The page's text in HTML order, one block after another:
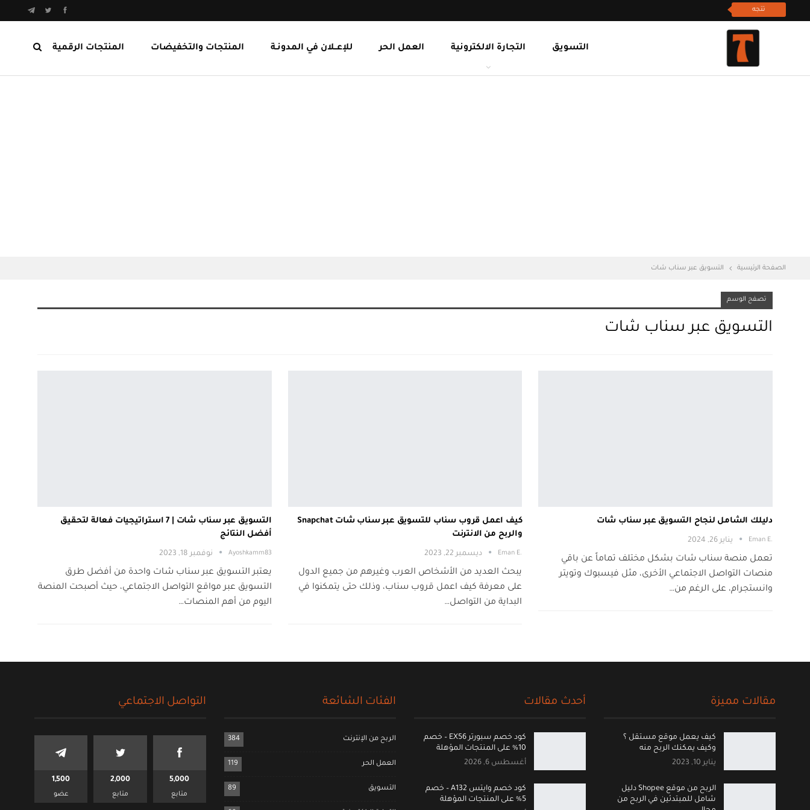
تتجه
المنتجات الرقمية المنتجات والتخفيضات للإعــلان في المدونـة العمل الحر التجارة الالكترونية التسويق
الصفحة الرئيسية التسويق عبر سناب شات
تصفح الوسم
التسويق عبر سناب شات
دليلك الشامل لنجاح التسويق عبر سناب شات
.Eman E يناير 26, 2024
تعمل منصة سناب شات بشكل مختلف تماماً عن باقي
منصات التواصل الاجتماعي الأخرى، مثل فيسبوك وتويتر
وانستجرام، على الرغم من…
كيف اعمل قروب سناب للتسويق عبر سناب شات Snapchat
والربح من الانترنت
.Eman E ديسمبر 22, 2023
يبحث العديد من الأشخاص العرب وغيرهم من جميع الدول
على معرفة كيف اعمل قروب سناب، وذلك حتى يتمكنوا في
البداية من التواصل…
التسويق عبر سناب شات | 7 استراتيجيات فعالة لتحقيق
أفضل النتائج
Ayoshkamm83 نوفمبر 18, 2023
يعتبر التسويق عبر سناب شات واحدة من أفضل طرق
التسويق عبر مواقع التواصل الاجتماعي، حيث أصبحت المنصة
اليوم من أهم المنصات…
مقالات مميزة
كيف يعمل موقع مستقل ؟
وكيف يمكنك الربح منه
يناير 10, 2023
الربح من موقع Shopee دليل
شامل للمبتدئين في الربح من
أحدث مقالات
كود خصم سبورتر EX56 – خصم
10% على المنتجات المؤهلة
أغسطس 6, 2026
كود خصم وايتس A132 – خصم
5% على المنتجات المؤهلة
الفئات الشائعة
الربح من الإنترنت 384
العمل الحر 119
التسويق 89
التواصل الاجتماعي
5,000
متابع
2,000
متابع
1,500
عضو